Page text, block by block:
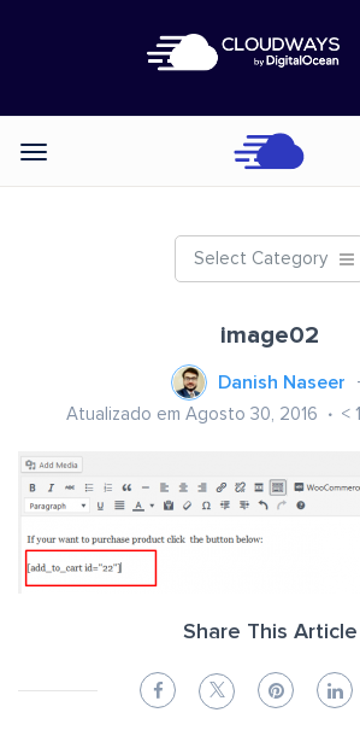
Categories
Select Category
image02
Danish Naseer
Atualizado em Agosto 30, 2016 < 1
Share This Article